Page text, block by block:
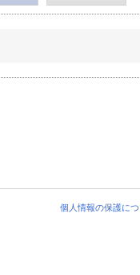
個人情報の保護に